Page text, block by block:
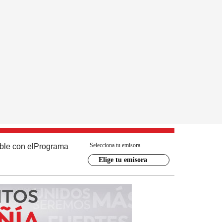
con el Programa Selecciona tu emisora
Elige tu emisora